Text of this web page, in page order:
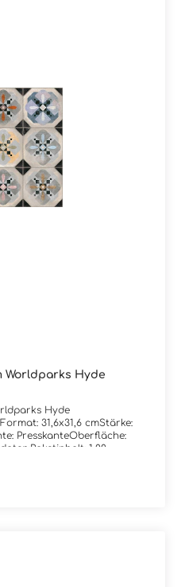
Worldparks Hyde
Hyde
31,6x31,6 cmStärke:
PresskanteOberfläche:
1,00